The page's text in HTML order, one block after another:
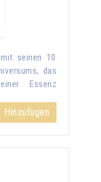
seinen 10
das
Essenz
Hinzufügen